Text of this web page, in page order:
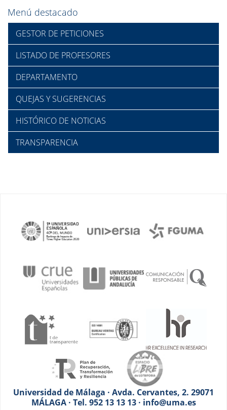
Menú destacado
GESTOR DE PETICIONES
LISTADO DE PROFESORES
DEPARTAMENTO
QUEJAS Y SUGERENCIAS
HISTÓRICO DE NOTICIAS
TRANSPARENCIA
Universidad de Málaga · Avda. Cervantes, 2. 29071
MÁLAGA · Tel. 952 13 13 13 · info@uma.es